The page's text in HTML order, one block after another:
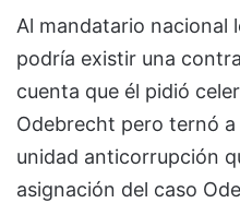
Al mandatario nacional
podría existir una
cuenta que él pidió
Odebrecht pero ternó
unidad anticorrupción
asignación del caso